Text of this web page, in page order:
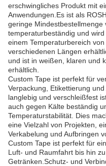
erschwingliches Produkt mit
Anwendungen.Es ist als
geringe Mindestbestellmenge
temperaturbeständig und
einem Temperaturbereich
verschiedenen Längen
und ist in weißen, klaren und
erhältlich.
Custom Tape ist perfekt für
Verpackung, Etikettierung
langlebig und verschleißfest
auch gegen Kälte beständig
Temperaturstabilität. Dies
eine Vielzahl von Projekten,
Verkabelung und Aufbringen
Custom Tape ist perfekt für
Luft- und Raumfahrt bis hin
Getränken.Schutz- und